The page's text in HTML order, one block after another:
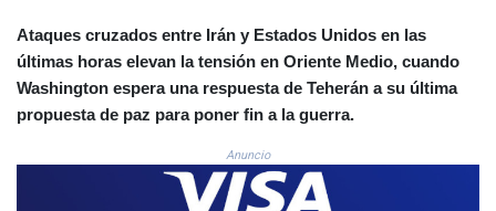
CUC 1.153549
CUP 30.569047
CVE 110.185618
CZK 24.233468
DKK 7.47577
DOP 67.201294
Ataques cruzados entre Irán y Estados Unidos en las
últimas horas elevan la tensión en Oriente Medio, cuando
Washington espera una respuesta de Teherán a su última
propuesta de paz para poner fin a la guerra.
Anuncio